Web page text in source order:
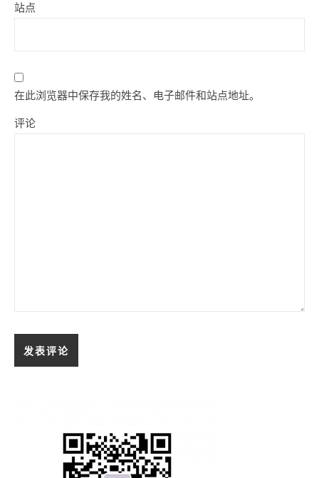
站点
在此浏览器中保存我的姓名、电子邮件和站点地址。
评论